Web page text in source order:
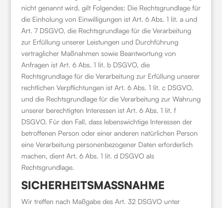
nicht genannt wird, gilt Folgendes: Die Rechtsgrundlage für
die Einholung von Einwilligungen ist Art. 6 Abs. 1 lit. a und
Art. 7 DSGVO, die Rechtsgrundlage für die Verarbeitung
zur Erfüllung unserer Leistungen und Durchführung
vertraglicher Maßnahmen sowie Beantwortung von
Anfragen ist Art. 6 Abs. 1 lit. b DSGVO, die
Rechtsgrundlage für die Verarbeitung zur Erfüllung unserer
rechtlichen Verpflichtungen ist Art. 6 Abs. 1 lit. c DSGVO,
und die Rechtsgrundlage für die Verarbeitung zur Wahrung
unserer berechtigten Interessen ist Art. 6 Abs. 1 lit. f
DSGVO. Für den Fall, dass lebenswichtige Interessen der
betroffenen Person oder einer anderen natürlichen Person
eine Verarbeitung personenbezogener Daten erforderlich
machen, dient Art. 6 Abs. 1 lit. d DSGVO als
Rechtsgrundlage.
SICHERHEITSMASSNAHME
Wir treffen nach Maßgabe des Art. 32 DSGVO unter